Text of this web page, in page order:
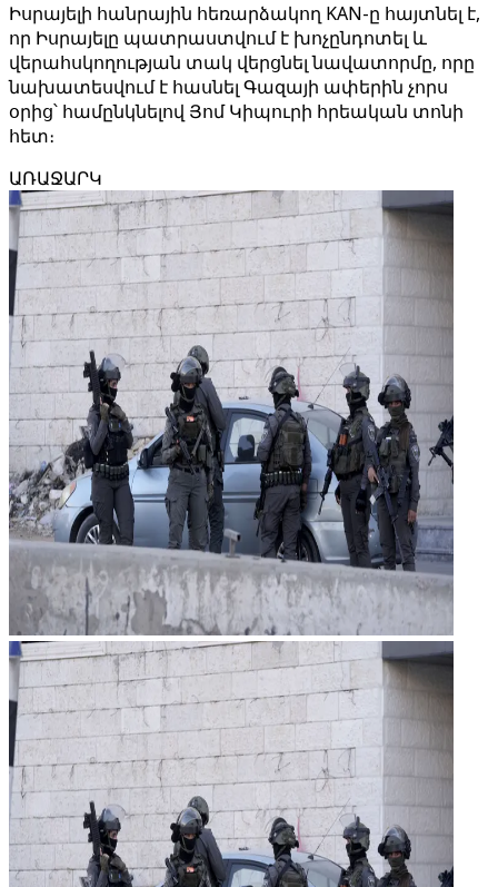
Իսրայելի հանրային հեռարձակող KAN-ը հայտնել է,
որ Իսրայելը պատրաստվում է խոչընդոտել և
վերահսկողության տակ վերցնել նավատորմը, որը
նախատեսվում է հասնել Գազայի ափերին չորս
օրից՝ համընկնելով Յոմ Կիպուրի հրեական տոնի
հետ։
ԱՌԱՋԱՐԿ